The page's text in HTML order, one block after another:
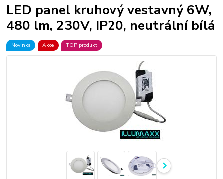
LED panel kruhový vestavný 6W,
480 lm, 230V, IP20, neutrální bílá
Novinka Akce TOP produkt